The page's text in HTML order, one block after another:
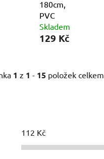
180cm,
PVC
Skladem
129 Kč
1 z 1 - 15 položek celkem
112 Kč